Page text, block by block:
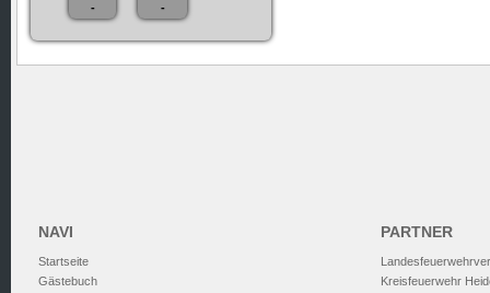
-
-
NAVI
Startseite
Gästebuch
PARTNER
Kreisfeuerwehr